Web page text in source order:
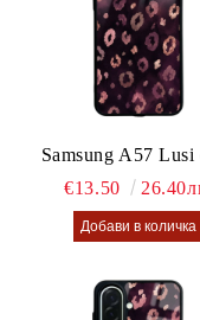
Samsung A57 Lusi
€13.50